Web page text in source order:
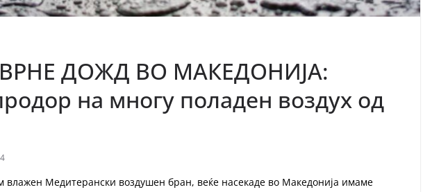
ДОЖД ВО МАКЕДОНИЈА:
на многу поладен воздух од
влажен Медитерански воздушен бран, веќе насекаде во Македонија имаме